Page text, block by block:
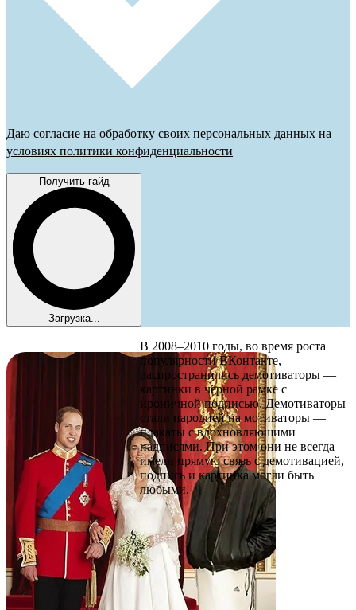
Даю согласие на обработку своих персональных данных на
условиях политики конфиденциальности
Получить гайд
Загрузка...
В 2008–2010 годы, во время роста
популярности ВКонтакте,
распространились демотиваторы —
картинки в чёрной рамке с
ироничной подписью. Демотиваторы
стали пародией на мотиваторы —
плакаты с вдохновляющими
надписями. При этом они не всегда
имели прямую связь с демотивацией,
подпись и картинка могли быть
любыми.